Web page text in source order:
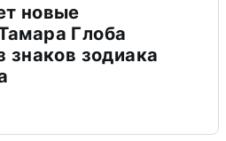
новые
Глоба
знаков зодиака